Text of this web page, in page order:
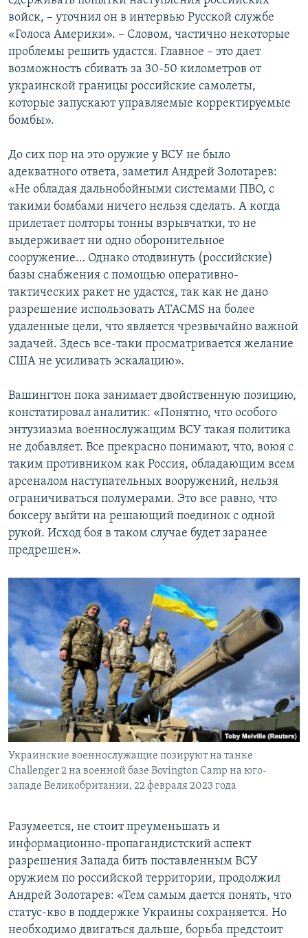
войск, – уточнил он в интервью Русской службе
«Голоса Америки». – Словом, частично некоторые
проблемы решить удастся. Главное – это дает
возможность сбивать за 30-50 километров от
украинской границы российские самолеты,
которые запускают управляемые корректируемые
бомбы».
До сих пор на это оружие у ВСУ не было
адекватного ответа, заметил Андрей Золотарев:
«Не обладая дальнобойными системами ПВО, с
такими бомбами ничего нельзя сделать. А когда
прилетает полторы тонны взрывчатки, то не
выдерживает ни одно оборонительное
сооружение… Однако отодвинуть (российские)
базы снабжения с помощью оперативно-
тактических ракет не удастся, так как не дано
разрешение использовать ATACMS на более
удаленные цели, что является чрезвычайно важной
задачей. Здесь все-таки просматривается желание
США не усиливать эскалацию».
Вашингтон пока занимает двойственную позицию,
констатировал аналитик: «Понятно, что особого
энтузиазма военнослужащим ВСУ такая политика
не добавляет. Все прекрасно понимают, что, воюя с
таким противником как Россия, обладающим всем
арсеналом наступательных вооружений, нельзя
ограничиваться полумерами. Это все равно, что
боксеру выйти на решающий поединок с одной
рукой. Исход боя в таком случае будет заранее
предрешен».
Украинские военнослужащие позируют на танке
Challenger 2 на военной базе Bovington Camp на юго-
западе Великобритании, 22 февраля 2023 года
Разумеется, не стоит преуменьшать и
информационно-пропагандистский аспект
разрешения Запада бить поставленным ВСУ
оружием по российской территории, продолжил
Андрей Золотарев: «Тем самым дается понять, что
статус-кво в поддержке Украины сохраняется. Но
необходимо двигаться дальше, борьба предстоит